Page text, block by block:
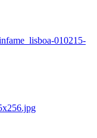
010215-